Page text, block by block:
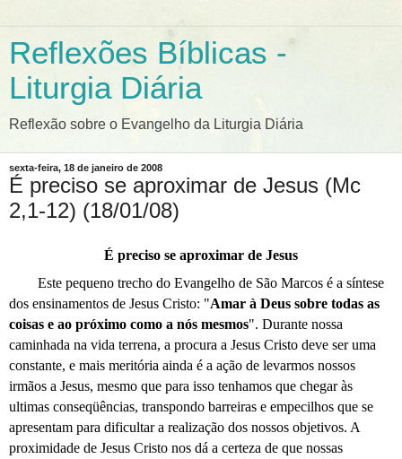
Reflexões Bíblicas -
Liturgia Diária
Reflexão sobre o Evangelho da Liturgia Diária
sexta-feira, 18 de janeiro de 2008
É preciso se aproximar de Jesus (Mc
2,1-12) (18/01/08)
É preciso se aproximar de Jesus
Este pequeno trecho do Evangelho de São Marcos é a síntese
dos ensinamentos de Jesus Cristo: "Amar à Deus sobre todas as
coisas e ao próximo como a nós mesmos". Durante nossa
caminhada na vida terrena, a procura a Jesus Cristo deve ser uma
constante, e mais meritória ainda é a ação de levarmos nossos
irmãos a Jesus, mesmo que para isso tenhamos que chegar às
ultimas conseqüências, transpondo barreiras e empecilhos que se
apresentam para dificultar a realização dos nossos objetivos. A
proximidade de Jesus Cristo nos dá a certeza de que nossas